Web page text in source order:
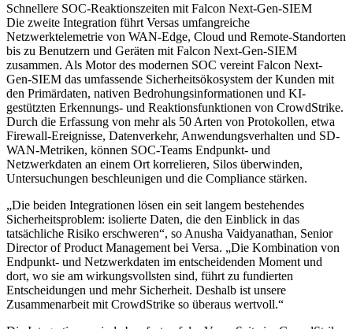
Schnellere SOC-Reaktionszeiten mit Falcon Next-Gen-SIEM
Die zweite Integration führt Versas umfangreiche
Netzwerktelemetrie von WAN-Edge, Cloud und Remote-Standorten
bis zu Benutzern und Geräten mit Falcon Next-Gen-SIEM
zusammen. Als Motor des modernen SOC vereint Falcon Next-
Gen-SIEM das umfassende Sicherheitsökosystem der Kunden mit
den Primärdaten, nativen Bedrohungsinformationen und KI-
gestützten Erkennungs- und Reaktionsfunktionen von CrowdStrike.
Durch die Erfassung von mehr als 50 Arten von Protokollen, etwa
Firewall-Ereignisse, Datenverkehr, Anwendungsverhalten und SD-
WAN-Metriken, können SOC-Teams Endpunkt- und
Netzwerkdaten an einem Ort korrelieren, Silos überwinden,
Untersuchungen beschleunigen und die Compliance stärken.
„Die beiden Integrationen lösen ein seit langem bestehendes
Sicherheitsproblem: isolierte Daten, die den Einblick in das
tatsächliche Risiko erschweren“, so Anusha Vaidyanathan, Senior
Director of Product Management bei Versa. „Die Kombination von
Endpunkt- und Netzwerkdaten im entscheidenden Moment und
dort, wo sie am wirkungsvollsten sind, führt zu fundierten
Entscheidungen und mehr Sicherheit. Deshalb ist unsere
Zusammenarbeit mit CrowdStrike so überaus wertvoll.“